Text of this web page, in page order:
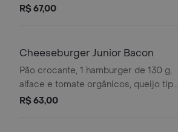
queijo tipo cheddar e maionese
R$ 67,00
Cheeseburger Junior Bacon
Pão crocante, 1 hamburger de 130 g,
alface e tomate orgânicos, queijo tipo
cheddar, bacon e maionese artesanal
R$ 63,00